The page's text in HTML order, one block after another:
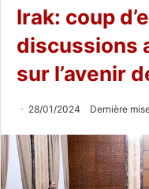
Irak: coup
discussions
sur l’avenir
28/01/2024 Dernière